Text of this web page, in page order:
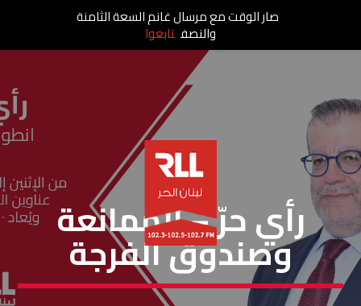
رأي حر
رأي حرّ – الممانعة
وصندوق الفرجة
صار الوقت مع مرسال غانم السعة الثامنة
والنصف تابعوا